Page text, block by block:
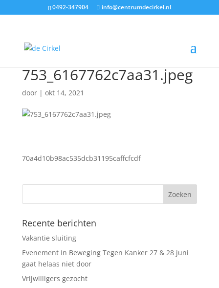
0492-347904 info@centrumdecirkel.nl
753_6167762c7aa31.jpeg
door | okt 14, 2021
70a4d10b98ac535dcb31195caffcfcdf
Recente berichten
Vakantie sluiting
Evenement In Beweging Tegen Kanker 27 & 28 juni
gaat helaas niet door
Vrijwilligers gezocht